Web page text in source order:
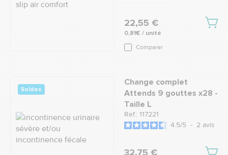
22,55 €
0,81€ / unité
Comparer
Soldes
Change complet
Attends 9 gouttes x28 -
Taille L
Ref.: 117221
4.5/5 - 2 avis
32,75 €